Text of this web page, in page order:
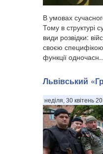
В умовах
Тому в структурі
види розвідки:
своєю
функції
Львівський
неділя, 30 квітень